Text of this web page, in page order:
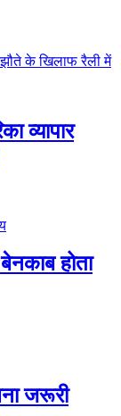
व्यापार
होता
जरूरी